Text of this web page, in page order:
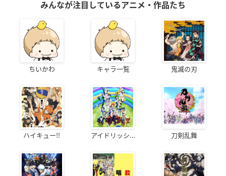
みんなが注目しているアニメ・作品たち
ちいかわ キャラ一覧 鬼滅の刃
ハイキュー!! アイドリッシ... 刀剣乱舞